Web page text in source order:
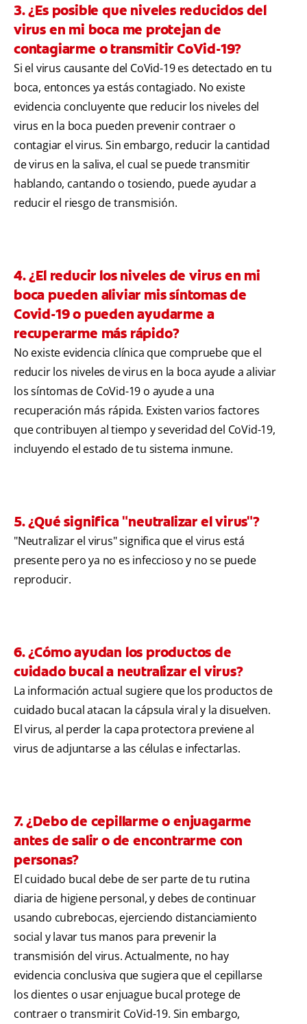
3. ¿Es posible que niveles reducidos del
virus en mi boca me protejan de
contagiarme o transmitir CoVid-19?
Si el virus causante del CoVid-19 es detectado en tu
boca, entonces ya estás contagiado. No existe
evidencia concluyente que reducir los niveles del
virus en la boca pueden prevenir contraer o
contagiar el virus. Sin embargo, reducir la cantidad
de virus en la saliva, el cual se puede transmitir
hablando, cantando o tosiendo, puede ayudar a
reducir el riesgo de transmisión.
4. ¿El reducir los niveles de virus en mi
boca pueden aliviar mis síntomas de
Covid-19 o pueden ayudarme a
recuperarme más rápido?
No existe evidencia clínica que compruebe que el
reducir los niveles de virus en la boca ayude a aliviar
los síntomas de CoVid-19 o ayude a una
recuperación más rápida. Existen varios factores
que contribuyen al tiempo y severidad del CoVid-19,
incluyendo el estado de tu sistema inmune.
5. ¿Qué significa "neutralizar el virus"?
"Neutralizar el virus" significa que el virus está
presente pero ya no es infeccioso y no se puede
reproducir.
6. ¿Cómo ayudan los productos de
cuidado bucal a neutralizar el virus?
La información actual sugiere que los productos de
cuidado bucal atacan la cápsula viral y la disuelven.
El virus, al perder la capa protectora previene al
virus de adjuntarse a las células e infectarlas.
7. ¿Debo de cepillarme o enjuagarme
antes de salir o de encontrarme con
personas?
El cuidado bucal debe de ser parte de tu rutina
diaria de higiene personal, y debes de continuar
usando cubrebocas, ejerciendo distanciamiento
social y lavar tus manos para prevenir la
transmisión del virus. Actualmente, no hay
evidencia conclusiva que sugiera que el cepillarse
los dientes o usar enjuague bucal protege de
contraer o transmirit CoVid-19. Sin embargo,